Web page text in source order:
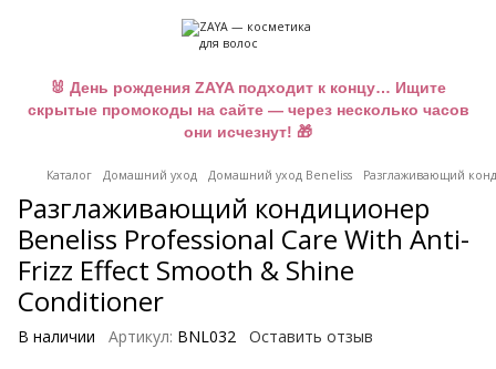
🐰 День рождения ZAYA подходит к концу… Ищите
скрытые промокоды на сайте — через несколько часов
они исчезнут! 🎁
Каталог Домашний уход Домашний уход Beneliss Разглаживающий
Разглаживающий кондиционер
Beneliss Professional Care With Anti-
Frizz Effect Smooth & Shine
Conditioner
В наличии Артикул: BNL032 Оставить отзыв